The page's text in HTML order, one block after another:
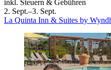
inkl. Steuern & Gebühren
2. Sept.–3. Sept.
La Quinta Inn & Suites by